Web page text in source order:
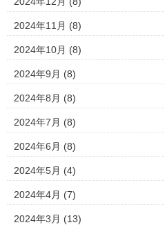
2024年11月 (8)
2024年10月 (8)
2024年9月 (8)
2024年8月 (8)
2024年7月 (8)
2024年6月 (8)
2024年5月 (4)
2024年4月 (7)
2024年3月 (13)